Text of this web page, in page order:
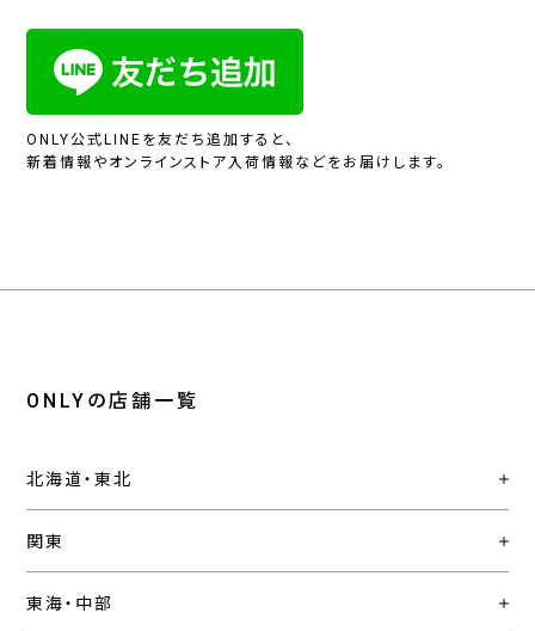
ONLY公式LINEを友だち追加すると、
新着情報やオンラインストア入荷情報などをお届けします。
ONLYの店舗一覧
北海道・東北
関東
東海・中部